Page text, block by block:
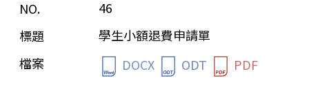
46
學生小額退費申請單
DOCX
ODT PDF